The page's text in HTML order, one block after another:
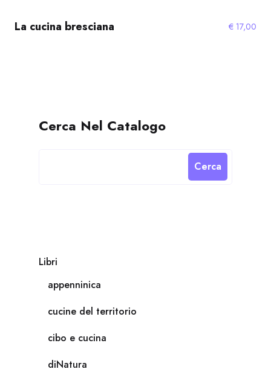
La cucina bresciana € 17,00
Cerca Nel Catalogo
Cerca
Libri
appenninica
cucine del territorio
cibo e cucina
diNatura